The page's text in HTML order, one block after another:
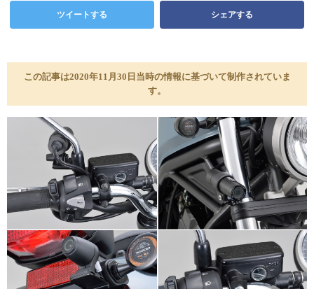
ツイートする シェアする
この記事は2020年11月30日当時の情報に基づいて制作されていま
す。